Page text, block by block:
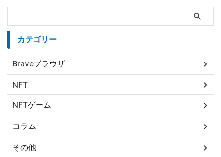
カテゴリー
Braveブラウザ
NFT
NFTゲーム
コラム
その他